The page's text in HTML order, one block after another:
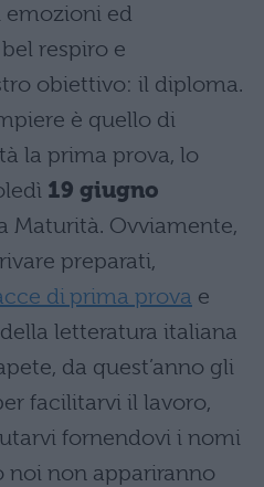
emozioni ed
respiro e
obiettivo: il diploma.
è quello di
la prima prova, lo
19 giugno
Maturità. Ovviamente,
preparati,
di prima prova e
letteratura italiana
da quest’anno gli
facilitarvi il lavoro,
fornendovi i nomi
noi non appariranno